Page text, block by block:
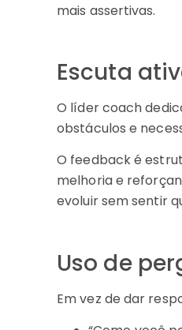
mais assertivas.
Escuta
O líder coach
obstáculos e
O feedback é
melhoria e
evoluir sem sentir
Uso de
Em vez de dar